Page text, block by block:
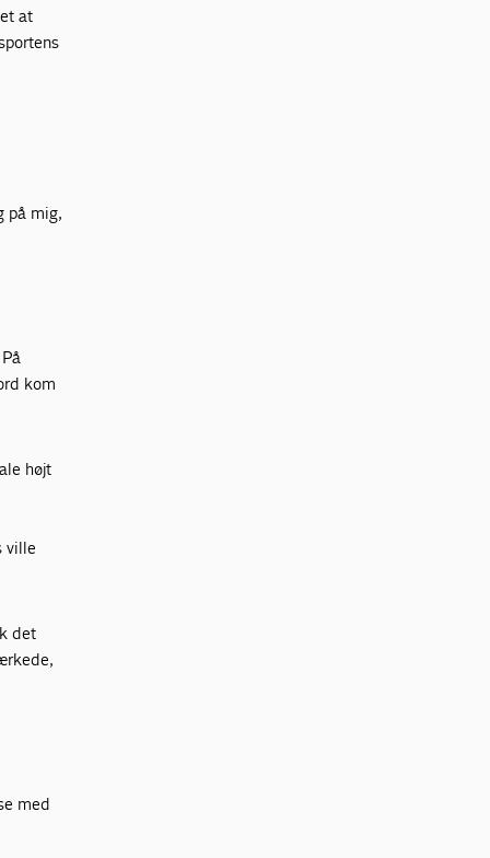
at
på mig,
kom
højt
ville
det
med